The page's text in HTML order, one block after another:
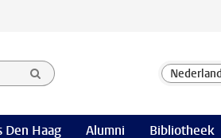
Den Haag Alumni Bibliotheek